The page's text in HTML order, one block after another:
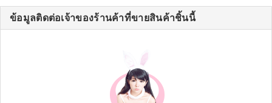
ข้อมูลติดต่อเจ้าของร้านค้าที่ขายสินค้าชิ้นนี้